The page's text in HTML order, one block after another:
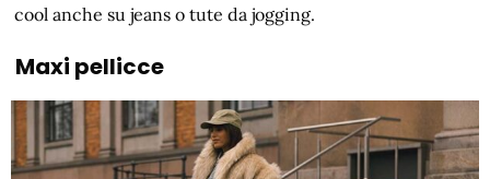
cool anche su jeans o tute da jogging.
Maxi pellicce